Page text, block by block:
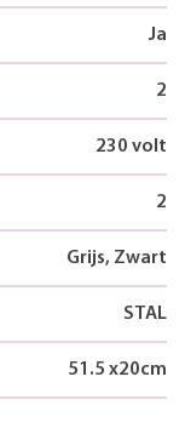
Ja
2
230 volt
2
Grijs, Zwart
STAL
51.5 x20cm